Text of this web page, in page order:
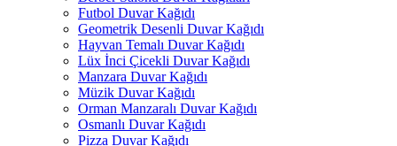
Futbol Duvar Kağıdı
Geometrik Desenli Duvar Kağıdı
Hayvan Temalı Duvar Kağıdı
Lüx İnci Çicekli Duvar Kağıdı
Manzara Duvar Kağıdı
Müzik Duvar Kağıdı
Orman Manzaralı Duvar Kağıdı
Osmanlı Duvar Kağıdı
Pizza Duvar Kağıdı